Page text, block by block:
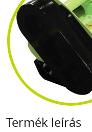
Termék leírás